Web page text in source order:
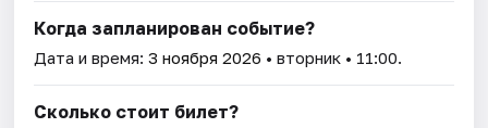
Когда запланирован событие?
Дата и время:3 ноября 2026 • вторник • 11:00.
Сколько стоит билет?